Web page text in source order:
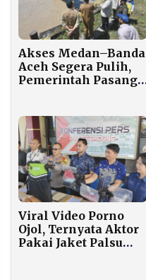
Akses Medan–Banda
Aceh Segera Pulih,
Pemerintah Pasang
Viral Video Porno
Ojol, Ternyata Aktor
Pakai Jaket Palsu